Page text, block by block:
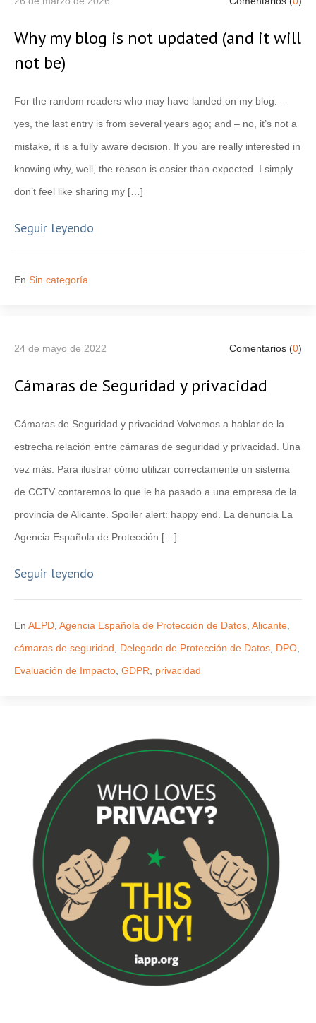
Why my blog is not updated (and it will
not be)
For the random readers who may have landed on my blog: –
yes, the last entry is from several years ago; and – no, it’s not a
mistake, it is a fully aware decision. If you are really interested in
knowing why, well, the reason is easier than expected. I simply
don’t feel like sharing my […]
Seguir leyendo
En Sin categoría
24 de mayo de 2022 Comentarios (0)
Cámaras de Seguridad y privacidad
Cámaras de Seguridad y privacidad Volvemos a hablar de la
estrecha relación entre cámaras de seguridad y privacidad. Una
vez más. Para ilustrar cómo utilizar correctamente un sistema
de CCTV contaremos lo que le ha pasado a una empresa de la
provincia de Alicante. Spoiler alert: happy end. La denuncia La
Agencia Española de Protección […]
Seguir leyendo
En AEPD Agencia Española de Protección de Datos Alicante
cámaras de seguridad
Delegado de Protección de Datos DPO
Evaluación de Impacto GDPR privacidad